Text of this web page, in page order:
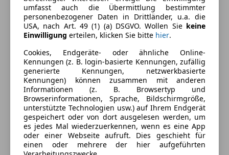
Lichtsensor
Multifunktionslenkrad
Start/Stop-Automatik
teilb. Rücksitzbank
Tempomat
Unterhaltung/Media
Bordcomputer
DAB-Radio
Radio
Sicherheit
Farbe laut Hersteller
"Mystery" Blau
Farbe der
Innenausstattung
Schwarz
Innenausstattung Stoff
Fahrzeugbeschreibung
undefined
Klimaanlage
Metallic-Lackierung
Radioempfang digital (DAB+)
umfasst auch die Übermittlung bestimmter
personenbezogener Daten in Drittländer, u.a. die
USA, nach Art. 49 (1) (a) DSGVO. Wollen Sie keine
Einwilligung erteilen, klicken Sie bitte hier.
Cookies, Endgeräte- oder ähnliche Online-
Kennungen (z. B. login-basierte Kennungen, zufällig
generierte Kennungen, netzwerkbasierte
Kennungen) können zusammen mit anderen
Informationen (z. B. Browsertyp und
Browserinformationen, Sprache, Bildschirmgröße,
unterstützte Technologien usw.) auf Ihrem Endgerät
gespeichert oder von dort ausgelesen werden, um
es jedes Mal wiederzuerkennen, wenn es eine App
oder einer Webseite aufruft. Dies geschieht für
einen oder mehrere der hier aufgeführten